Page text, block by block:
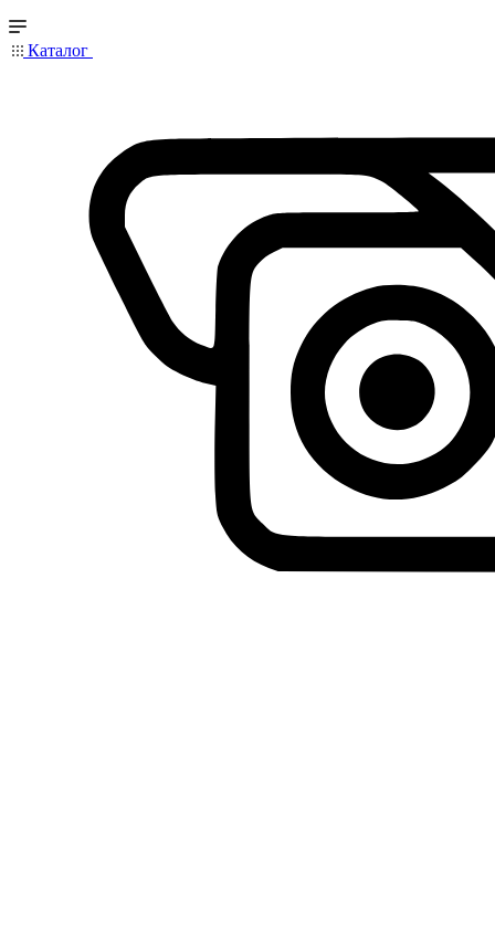
Каталог